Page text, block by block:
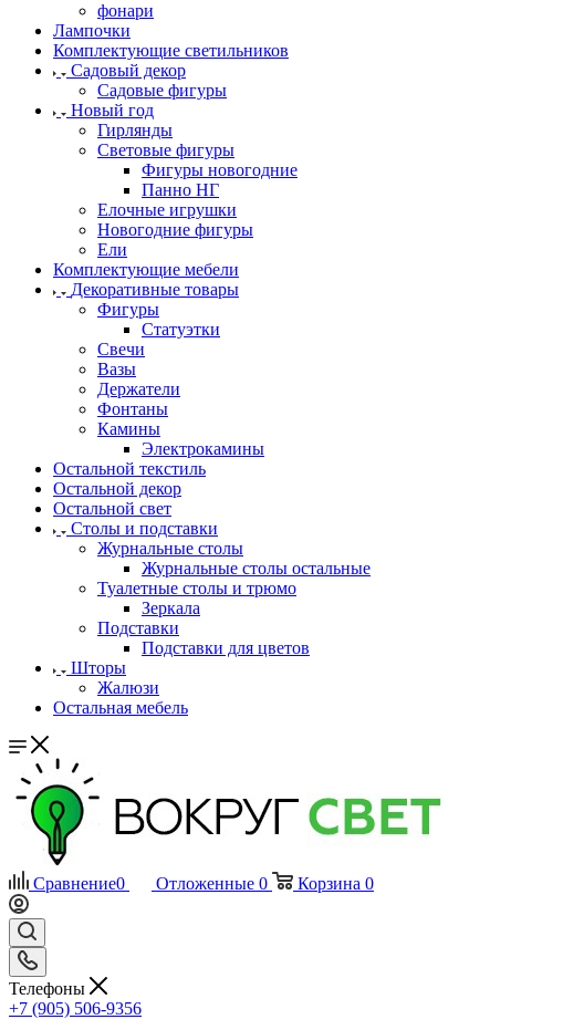
фонари
Лампочки
Комплектующие светильников
Садовый декор
Садовые фигуры
Новый год
Гирлянды
Световые фигуры
Фигуры новогодние
Панно НГ
Елочные игрушки
Новогодние фигуры
Ели
Комплектующие мебели
Декоративные товары
Фигуры
Статуэтки
Свечи
Вазы
Держатели
Фонтаны
Камины
Электрокамины
Остальной текстиль
Остальной декор
Остальной свет
Столы и подставки
Журнальные столы
Журнальные столы остальные
Туалетные столы и трюмо
Зеркала
Подставки
Подставки для цветов
Шторы
Жалюзи
Остальная мебель
Сравнение0 Отложенные 0 Корзина 0
Телефоны
+7 (905) 506-9356